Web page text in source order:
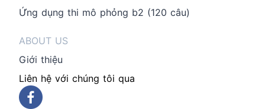
Ứng dụng thi mô phỏng b2 (120 câu)
ABOUT US
Giới thiệu
Liên hệ với chúng tôi qua